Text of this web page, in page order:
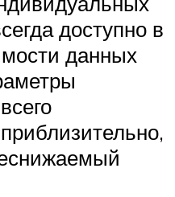
доступно в
данных